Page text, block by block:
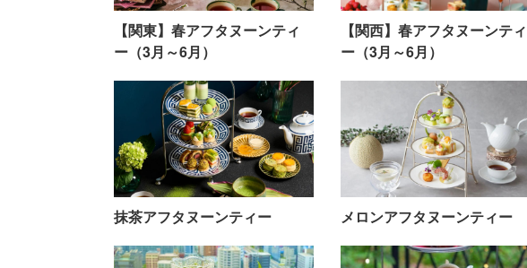
【関東】春アフタヌーンティ
ー（3月～6月）
【関西】春アフタヌーンティ
ー（3月～6月）
抹茶アフタヌーンティー メロンアフタヌーンティー